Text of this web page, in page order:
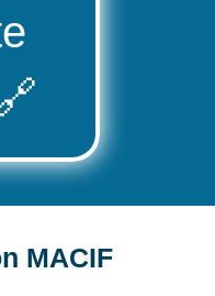
MACIF